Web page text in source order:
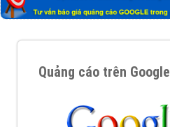
Quảng cáo trên Google